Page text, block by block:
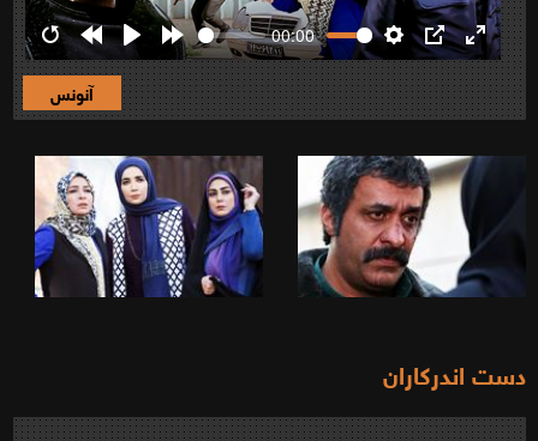
RestartRewind
10s
Play Forward
10s
00:00
Settings
PIP Enter
آنونس
دست اندرکاران